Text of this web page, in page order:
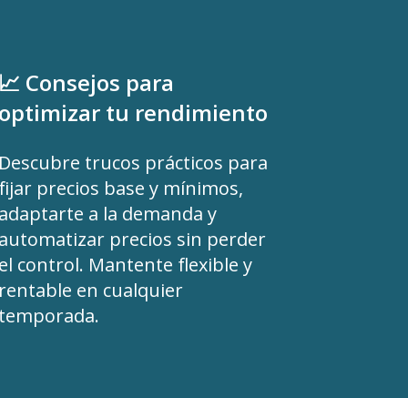
Consejos para
tu rendimiento
trucos prácticos para
precios base y mínimos,
a la demanda y
precios sin perder
control. Mantente flexible y
en cualquier